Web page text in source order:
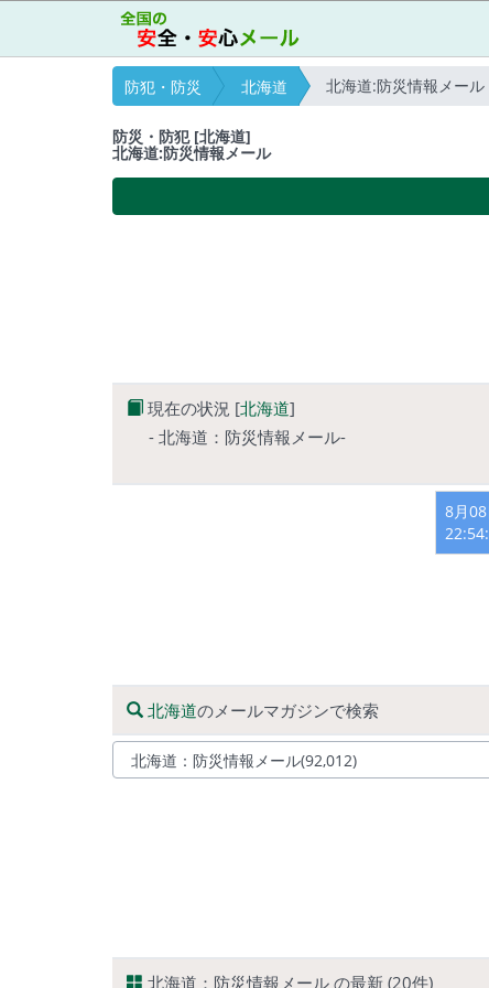
防犯・防災 北海道 北海道:防災情報メール
防災・防犯 [北海道]
北海道:防災情報メール
現在の状況 [北海道]
- 北海道：防災情報メール-
8月08
北海道のメールマガジンで検索
北海道：防災情報メール の最新 (20件)